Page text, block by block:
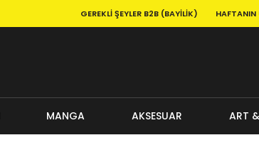
GEREKLI ŞEYLER B2B (BAYILIK) HAFTANIN
MANGA AKSESUAR ART